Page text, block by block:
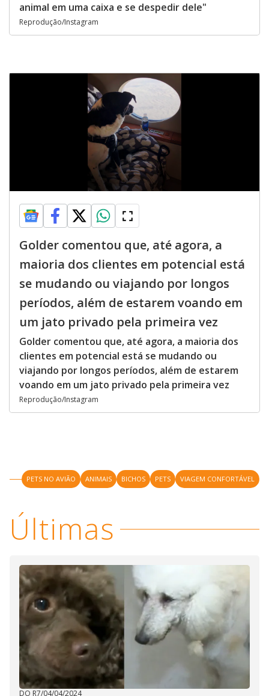
animal em uma caixa e se despedir dele"
Reprodução/Instagram
Golder comentou que, até agora, a
maioria dos clientes em potencial está
se mudando ou viajando por longos
períodos, além de estarem voando em
um jato privado pela primeira vez
Golder comentou que, até agora, a maioria dos
clientes em potencial está se mudando ou
viajando por longos períodos, além de estarem
voando em um jato privado pela primeira vez
Reprodução/Instagram
PETS NO AVIÃO ANIMAIS BICHOS PETS VIAGEM CONFORTÁVEL
Últimas
DO R7/04/04/2024